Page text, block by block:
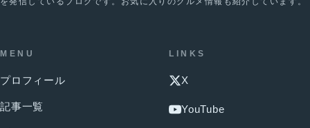
MENU
プロフィール
記事一覧
LINKS
X
YouTube